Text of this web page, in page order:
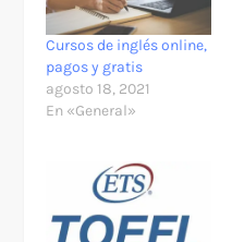
Cursos de inglés online,
pagos y gratis
agosto 18, 2021
En «General»